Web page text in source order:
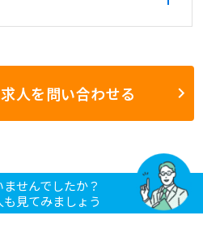
人を問い合わせる
せんでしたか？
見てみましょう